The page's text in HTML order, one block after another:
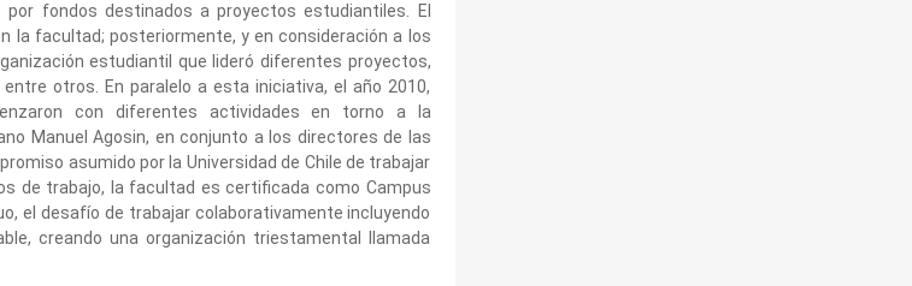
fondos destinados a proyectos estudiantiles. El
la facultad; posteriormente, y en consideración a los
estudiantil que lideró diferentes proyectos,
otros. En paralelo a esta iniciativa, el año 2010,
con diferentes actividades en torno a la
Manuel Agosin, en conjunto a los directores de las
asumido por la Universidad de Chile de trabajar
de trabajo, la facultad es certificada como Campus
el desafío de trabajar colaborativamente incluyendo
creando una organización triestamental llamada